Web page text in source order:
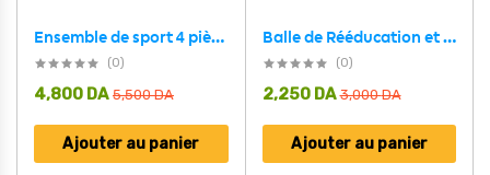
Ensemble de sport 4 pièces Just One pour homme – طقم اللباس الرياضي
(0)
5,500DA
4,800 DA
Ajouter au panier
Balle de Rééducation et de Renforcement pour la Main 2 en 1 – كرة تمرين المعصم
(0)
3,000DA
2,250 DA
Ajouter au panier